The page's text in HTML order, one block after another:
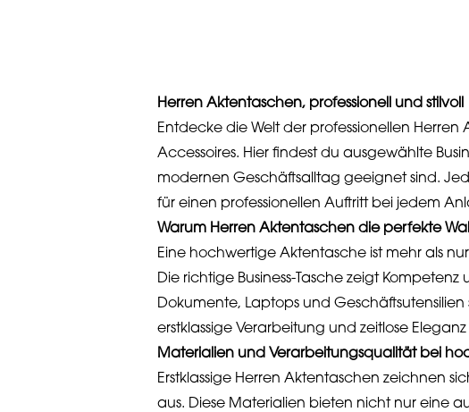
Herren Aktentaschen, professionell und stilvoll
Entdecke die Welt der professionellen Herren
Accessoires. Hier findest du ausgewählte
modernen Geschäftsalltag geeignet sind.
für einen professionellen Auftritt bei jedem
Warum Herren Aktentaschen die perfekte
Eine hochwertige Aktentasche ist mehr als
Die richtige Business-Tasche zeigt
Dokumente, Laptops und
erstklassige Verarbeitung und zeitlose
Materialien und Verarbeitungsqualität bei
Erstklassige Herren Aktentaschen zeichnen
aus. Diese Materialien bieten nicht nur eine